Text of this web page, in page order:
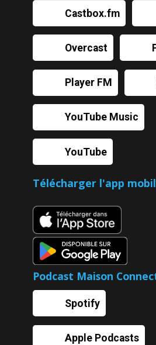
Castbox.fm
Overcast
Player FM
YouTube Music
YouTube
Télécharger l'app
Podcast Maison
Spotify
Apple Podcasts